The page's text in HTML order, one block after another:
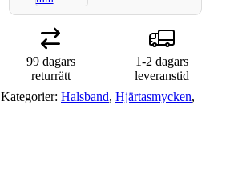
99 dagars
returrätt
1-2 dagars
leveranstid
Kategorier: Halsband, Hjärtasmycken,